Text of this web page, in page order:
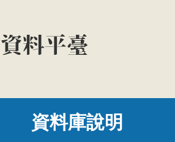
資料庫說明